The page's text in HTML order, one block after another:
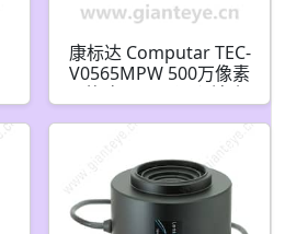
康标达 Computar TEC-
V0565MPW 500万像素
1英寸 65mm远心镜头